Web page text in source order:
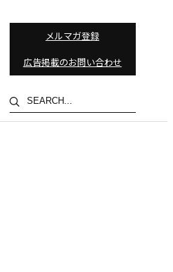
メルマガ登録
広告掲載のお問い合わせ
検
索